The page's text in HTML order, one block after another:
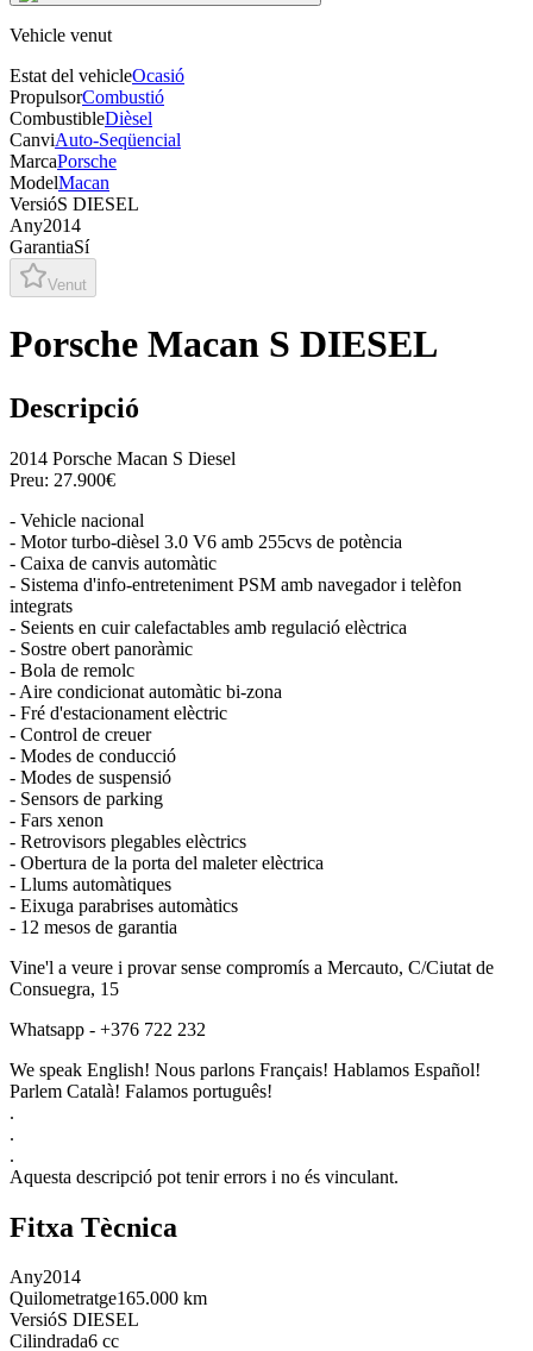
Vehicle venut
Estat del vehicleOcasió
PropulsorCombustió
CombustibleDièsel
CanviAuto-Seqüencial
MarcaPorsche
ModelMacan
VersióS DIESEL
Any2014
GarantiaSí
Venut
Porsche Macan S DIESEL
Descripció
2014 Porsche Macan S Diesel
Preu: 27.900€
- Vehicle nacional
- Motor turbo-dièsel 3.0 V6 amb 255cvs de potència
- Caixa de canvis automàtic
- Sistema d'info-entreteniment PSM amb navegador i telèfon
integrats
- Seients en cuir calefactables amb regulació elèctrica
- Sostre obert panoràmic
- Bola de remolc
- Aire condicionat automàtic bi-zona
- Fré d'estacionament elèctric
- Control de creuer
- Modes de conducció
- Modes de suspensió
- Sensors de parking
- Fars xenon
- Retrovisors plegables elèctrics
- Obertura de la porta del maleter elèctrica
- Llums automàtiques
- Eixuga parabrises automàtics
- 12 mesos de garantia
Vine'l a veure i provar sense compromís a Mercauto, C/Ciutat de
Consuegra, 15
Whatsapp - +376 722 232
We speak English! Nous parlons Français! Hablamos Español!
Parlem Català! Falamos português!
.
.
.
Aquesta descripció pot tenir errors i no és vinculant.
Fitxa Tècnica
Any2014
Quilometratge165.000 km
VersióS DIESEL
Cilindrada6 cc